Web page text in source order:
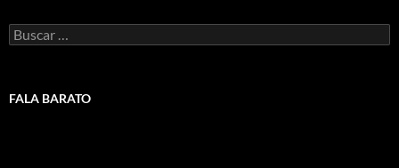
Buscar:
FALA BARATO